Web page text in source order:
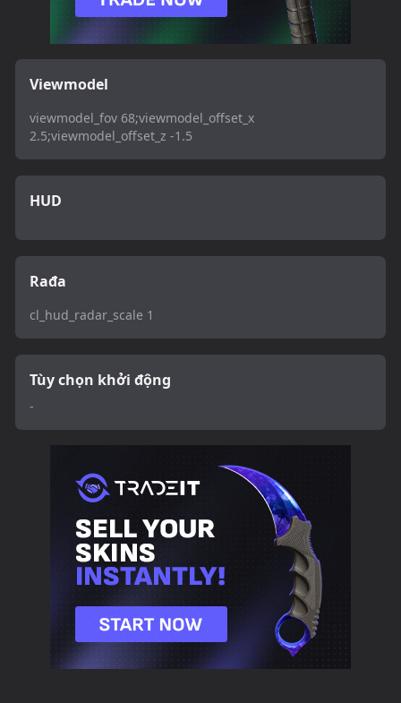
Viewmodel
viewmodel_fov 68;viewmodel_offset_x
2.5;viewmodel_offset_z -1.5
HUD
Rađa
cl_hud_radar_scale 1
Tùy chọn khởi động
-